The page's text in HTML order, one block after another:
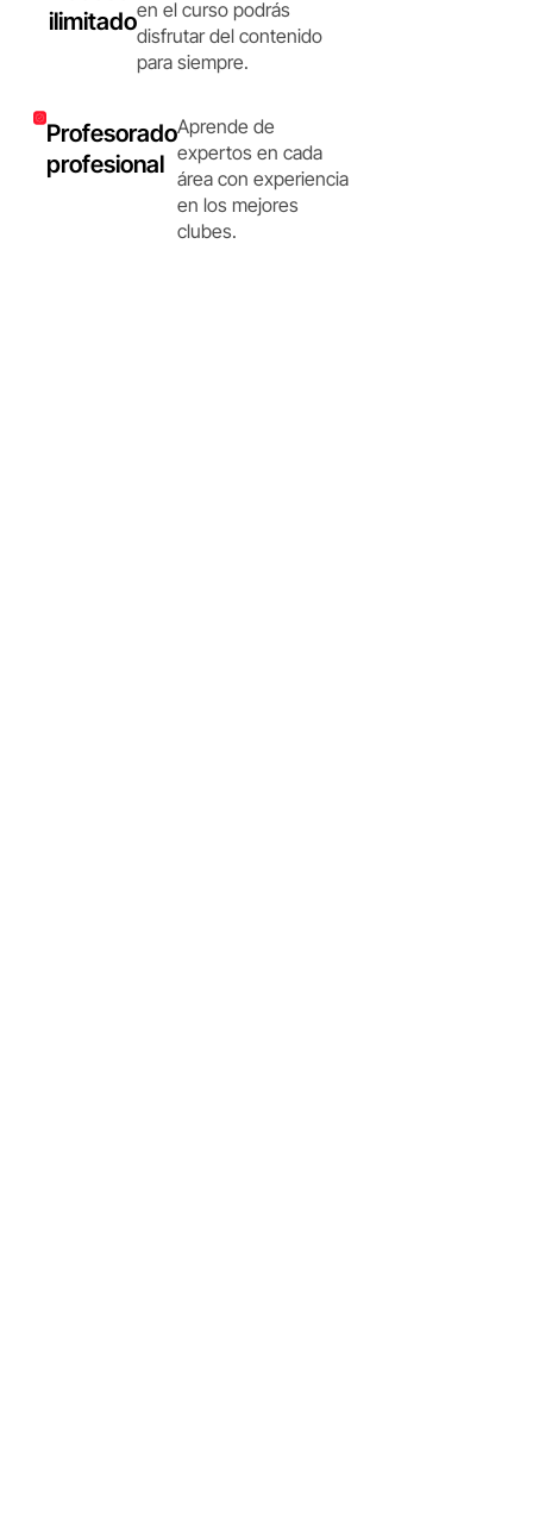
ilimitadoen el curso podrás
disfrutar del contenido
para siempre.
Profesorado
profesional
Aprende de
expertos en cada
área con experiencia
en los mejores
clubes.